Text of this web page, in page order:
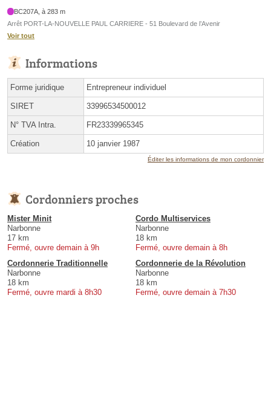
BC207A, à 283 m
Arrêt PORT-LA-NOUVELLE PAUL CARRIERE - 51 Boulevard de l’Avenir
Voir tout
Informations
Forme juridique Entrepreneur individuel
SIRET 33996534500012
N° TVA Intra. FR23339965345
Création 10 janvier 1987
Éditer les informations de mon cordonnier
Cordonniers proches
Mister Minit
Narbonne
17 km
Fermé, ouvre demain à 9h
Cordo Multiservices
Narbonne
18 km
Fermé, ouvre demain à 8h
Cordonnerie Traditionnelle
Narbonne
18 km
Fermé, ouvre mardi à 8h30
Cordonnerie de la Révolution
Narbonne
18 km
Fermé, ouvre demain à 7h30